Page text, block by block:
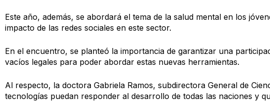
Este año, además, se abordará el tema de la salud mental en los
impacto de las redes sociales en este sector.
En el encuentro, se planteó la importancia de garantizar una
vacíos legales para poder abordar estas nuevas herramientas.
Al respecto, la doctora Gabriela Ramos, subdirectora General de
tecnologías puedan responder al desarrollo de todas las naciones y